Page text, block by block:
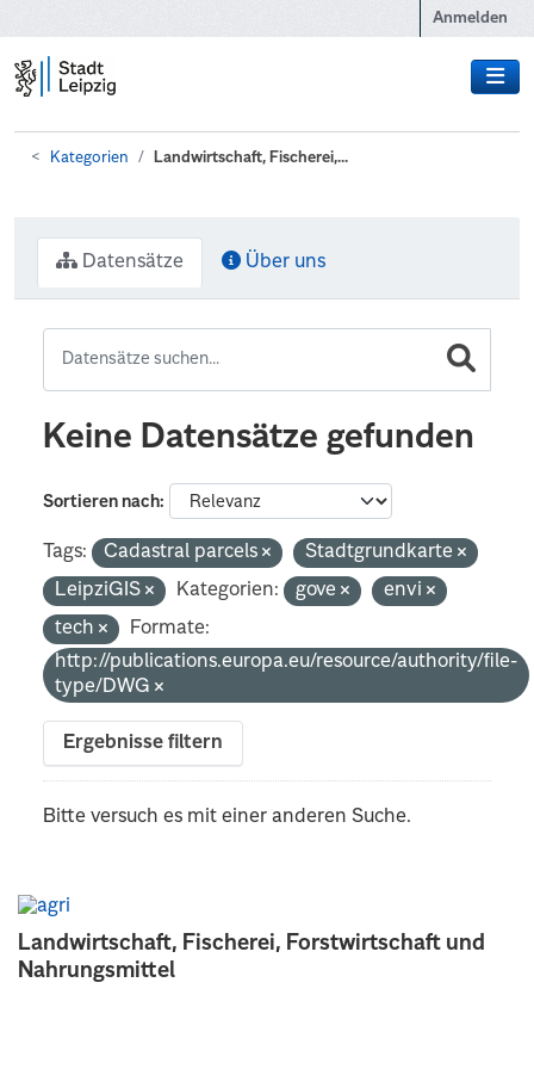
Anmelden
Kategorien Landwirtschaft, Fischerei,...
Landwirtschaft, Fischerei, Forstwirtschaft und
Nahrungsmittel
Datensätze Über uns
Keine Datensätze gefunden
Sortieren nach
Tags: Cadastral parcels
Stadtgrundkarte
LeipziGIS
Kategorien: gove
envi
tech
Formate:
http://publications.europa.eu/resource/authority/file-
type/DWG
Ergebnisse filtern
Bitte versuch es mit einer anderen Suche.